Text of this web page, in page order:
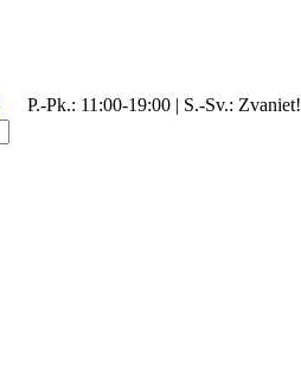
P.-Pk.: 11:00-19:00 | S.-Sv.: Zvaniet!